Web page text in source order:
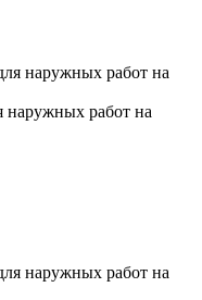
наружных работ на